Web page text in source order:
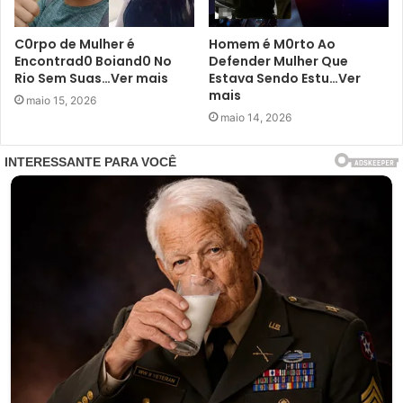
C0rpo de Mulher é
Encontrad0 Boiand0 No
Rio Sem Suas…Ver mais
maio 15, 2026
Homem é M0rto Ao
Defender Mulher Que
Estava Sendo Estu…Ver
mais
maio 14, 2026